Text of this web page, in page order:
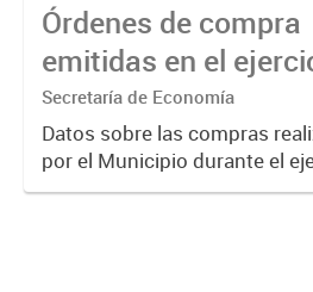
Órdenes de compra
emitidas en el
actual
Secretaría de Economía
Datos sobre las compras
por el Municipio durante el ejercicio
actual.